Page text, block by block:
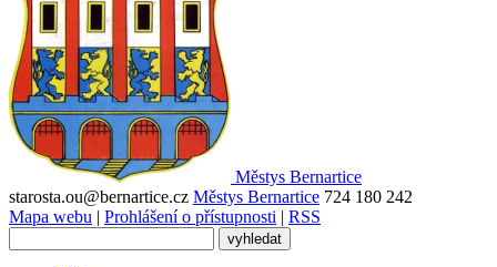
Městys Bernartice
starosta.ou@bernartice.cz Městys Bernartice 724 180 242
Mapa webu | Prohlášení o přístupnosti | RSS